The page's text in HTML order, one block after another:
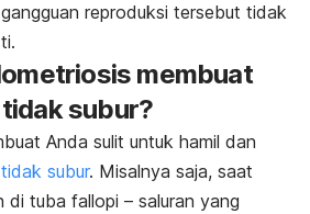
reproduksi tersebut tidak
membuat
subur?
Anda sulit untuk hamil dan
tidak subur. Misalnya saja, saat
di tuba fallopi – saluran yang